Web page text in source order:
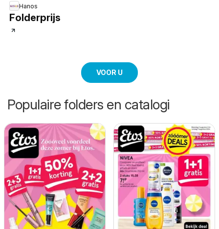
Hanos
Folderprijs
VOOR U
Populaire folders en catalogi